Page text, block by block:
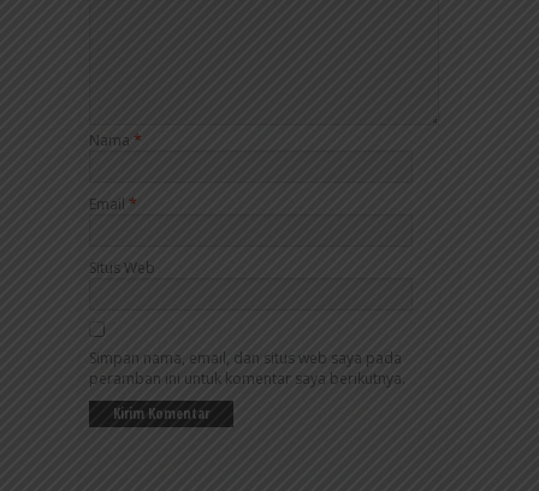
Nama *
Email *
Situs Web
Simpan nama, email, dan situs web saya pada
peramban ini untuk komentar saya berikutnya.